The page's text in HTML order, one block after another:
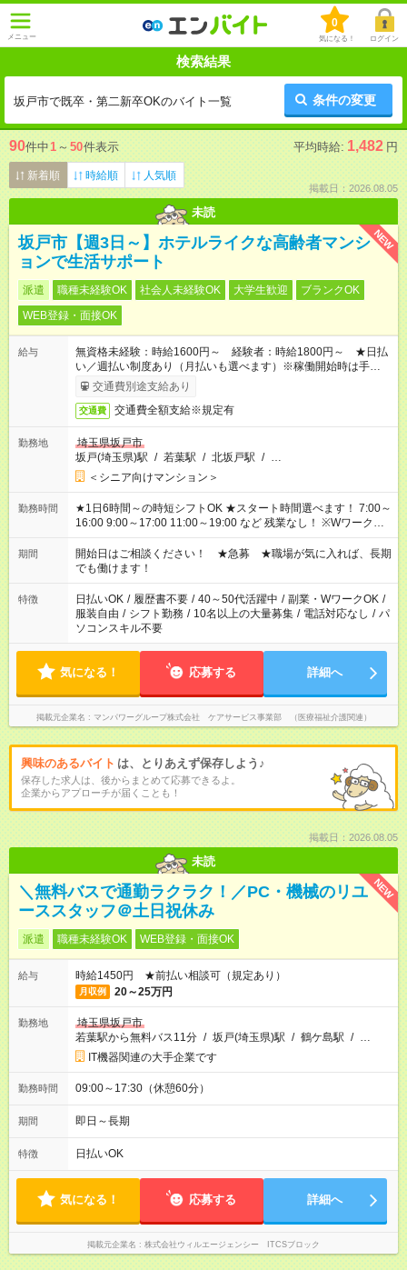
メニュー
0
気になる！ ログイン
検索結果
坂戸市で既卒・第二新卒OKのバイト一覧 条件の変更
90件中1 ～ 50件表示 平均時給: 1,482 円
新着順 時給順 人気順
掲載日：2026.08.05
未読
NEW
坂戸市【週3日～】ホテルライクな高齢者マンシ
ョンで生活サポート
派遣 職種未経験OK 社会人未経験OK 大学生歓迎
ブランクOK
WEB登録・面接OK
給与
無資格未経験：時給1600円～ 経験者：時給1800円～ ★日払
い／週払い制度あり（月払いも選べます）※稼働開始時は手続き
完了次第のお支払いとなります。
交通費別途支給あり
交通費 交通費全額支給※規定有
勤務地
埼玉県坂戸市
坂戸(埼玉県)駅 / 若葉駅 / 北坂戸駅 / …
＜シニア向けマンション＞
勤務時間
★1日6時間～の時短シフトOK ★スタート時間選べます！ 7:00～
16:00 9:00～17:00 11:00～19:00 など 残業なし！ ※Wワークの
場合、他のお仕事と合わせ週40時間超の就業はご案内できませ
ん ※法令に基づき、週20時間以上勤務は社会保険への加入対象
となります ※労働者派遣法（日雇い派遣の原則禁止）により、
短時間・短期間の就業はご案内が難しい場合があります
期間
開始日はご相談ください！ ★急募 ★職場が気に入れば、長期
でも働けます！
特徴 日払いOK / 履歴書不要 / 40～50代活躍中 / 副業・WワークOK /
服装自由 / シフト勤務 / 10名以上の大量募集 / 電話対応なし / パ
ソコンスキル不要
気になる！ 応募する 詳細へ
掲載元企業名 マンパワーグループ株式会社 ケアサービス事業部 （医療福祉介護関連）
興味のあるバイト は、とりあえず保存しよう♪
保存した求人は、後からまとめて応募できるよ。
企業からアプローチが届くことも！
掲載日：2026.08.05
未読
NEW
＼無料バスで通勤ラクラク！／PC・機械のリユ
ーススタッフ＠土日祝休み
派遣 職種未経験OK WEB登録・面接OK
給与 時給1450円 ★前払い相談可（規定あり）
月収例 20～25万円
勤務地
埼玉県坂戸市
若葉駅から無料バス11分 / 坂戸(埼玉県)駅 / 鶴ケ島駅 / …
IT機器関連の大手企業です
勤務時間 09:00～17:30（休憩60分）
期間 即日～長期
特徴 日払いOK
気になる！ 応募する 詳細へ
掲載元企業名 株式会社ウィルエージェンシー ITCSブロック